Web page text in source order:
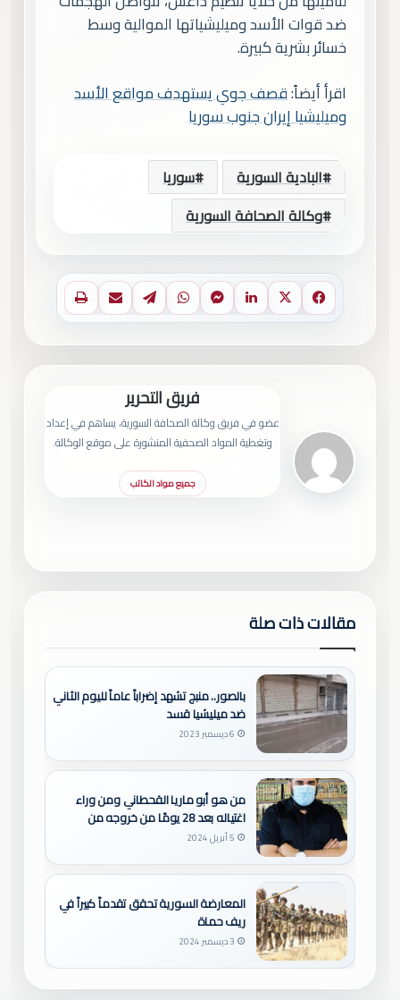
ضد قوات الأسد وميليشياتها الموالية وسط
خسائر بشرية كبيرة.
اقرأ أيضاً:قصف جوي يستهدف مواقع الأسد
وميليشيا إيران جنوب سوريا
البادية السورية
سوريا
وكالة الصحافة السورية
فيسبوكX لينكدإنماسنجرواتسابتيلقرام مشاركة عبر البريد طباعة
فريق التحرير
عضو في فريق وكالة الصحافة السورية، يساهم في إعداد
وتغطية المواد الصحفية المنشورة على موقع الوكالة.
جميع مواد الكاتب
مقالات ذات صلة
بالصور.. منبج تشهد إضراباً عاماً لليوم الثاني
ضد ميليشيا قسد
6 ديسمبر 2023
من هو أبو ماريا القحطاني ومن وراء
اغتياله بعد 28 يومًا من خروجه من
سجون الجولاني
5 أبريل 2024
المعارضة السورية تحقق تقدماً كبيراً في
ريف حماة
3 ديسمبر 2024